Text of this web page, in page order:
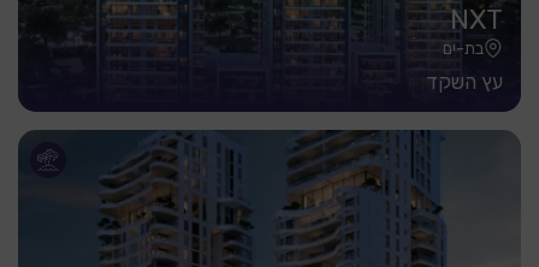
NXT
בת-ים
עץ השקד